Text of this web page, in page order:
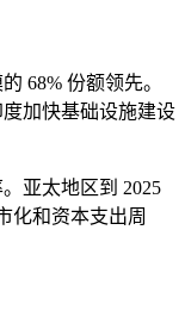
68% 份额领先。
加快基础设施建设
亚太地区到 2025
化和资本支出周